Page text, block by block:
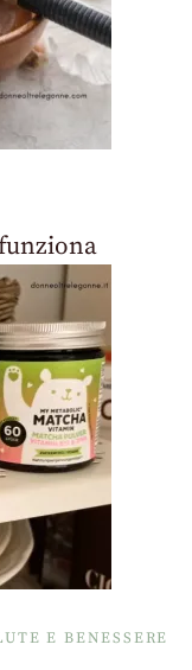
E BENESSERE